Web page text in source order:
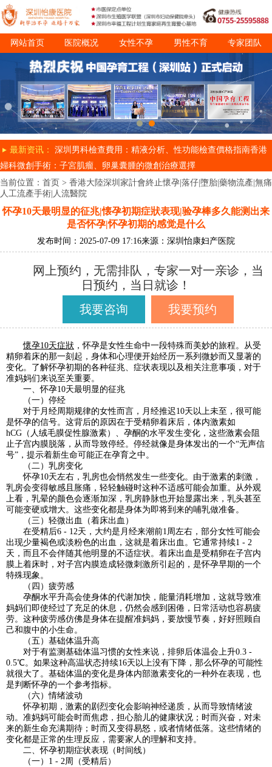
网站首页 医院概况 女性不孕 男性不育 专家团队
诊疗项目 就医指南
最新资讯： 深圳男科檢查費用：精液分析、性功能檢查價格指南香港
婦科微創手術：子宮肌瘤、卵巢囊腫的微創治療選擇
当前位置： 首页 > 香港大陸深圳家計會終止懷孕|落仔|墮胎|藥物流產|無痛
人工流產手術|人流醫院
怀孕10天最明显的征兆|懐孕初期症狀表现|验孕棒多久能测出来
是否怀孕|怀孕初期的感觉是什么
发布时间：2025-07-09 17:16来源：深圳怡康妇产医院
网上预约，无需排队，专家一对一亲诊，当
日预约，当日就诊！
我要咨询
我要预约
懷孕10天症狀 ，怀孕是女性生命中一段特殊而美妙的旅程。从受
精卵着床的那一刻起，身体和心理便开始经历一系列微妙而又显著的
变化。了解怀孕初期的各种征兆、症状表现以及相关注意事项，对于
准妈妈们来说至关重要。
一、怀孕10天最明显的征兆
（一）停经
对于月经周期规律的女性而言，月经推迟10天以上未至，很可能
是怀孕的信号。这背后的原因在于受精卵着床后，体内激素如
hCG（人绒毛膜促性腺激素）、孕酮的水平发生变化，这些激素会阻
止子宫内膜脱落，从而导致停经。停经就像是身体发出的一个“无声信
号”，提示着新生命可能正在孕育之中。
（二）乳房变化
怀孕10天左右，乳房也会悄然发生一些变化。由于激素的刺激，
乳房会变得敏感且胀痛，轻轻触碰时这种不适感可能会加重。从外观
上看，乳晕的颜色会逐渐加深，乳房静脉也开始显露出来，乳头甚至
可能变硬或增大。这些变化都是身体为即将到来的哺乳做准备。
（三）轻微出血（着床出血）
在受精后6 - 12天，大约是月经来潮前1周左右，部分女性可能会
出现少量褐色或淡粉色的出血，这就是着床出血。它通常持续1 - 2
天，而且不会伴随其他明显的不适症状。着床出血是受精卵在子宫内
膜上着床时，对子宫内膜造成轻微刺激所引起的，是怀孕早期的一个
特殊现象。
（四）疲劳感
孕酮水平升高会使身体的代谢加快，能量消耗增加，这就导致准
妈妈们即使经过了充足的休息，仍然会感到困倦，日常活动也容易疲
劳。这种疲劳感仿佛是身体在提醒准妈妈，要放慢节奏，好好照顾自
己和腹中的小生命。
（五）基础体温升高
对于有监测基础体温习惯的女性来说，排卵后体温会上升0.3 -
0.5℃。如果这种高温状态持续16天以上没有下降，那么怀孕的可能性
就很大了。基础体温的变化是身体内部激素变化的一种外在表现，也
是判断怀孕的一个参考指标。
（六）情绪波动
怀孕初期，激素的剧烈变化会影响神经递质，从而导致情绪波
动。准妈妈可能会时而焦虑，担心胎儿的健康状况；时而兴奋，对未
来的新生命充满期待；时而又变得易怒，或者情绪低落。这些情绪的
变化都是正常的生理反应，需要家人的理解和支持。
二、怀孕初期症状表现（时间线）
（一）1 - 2周（受精后）